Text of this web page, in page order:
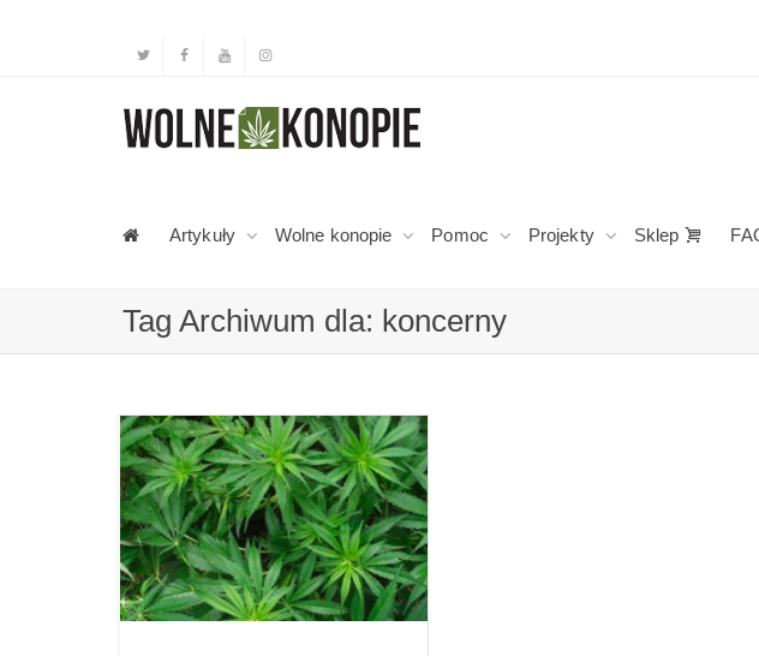
Artykuły Wolne konopie Pomoc Projekty Sklep
Tag Archiwum dla: koncerny